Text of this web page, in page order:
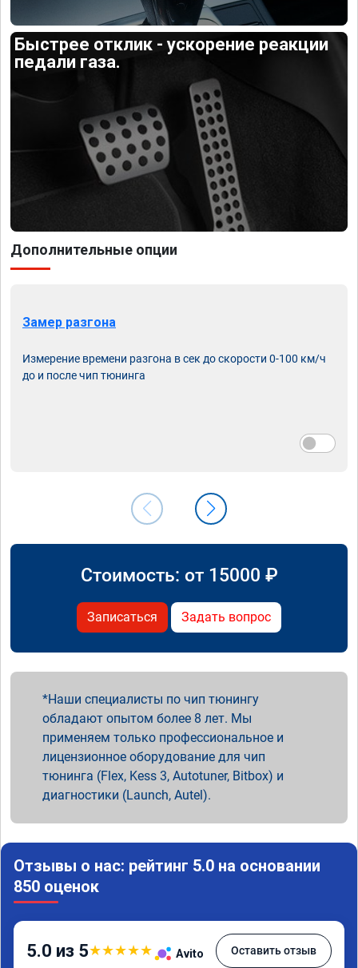
Быстрее отклик - ускорение реакции
педали газа.
Дополнительные опции
Замер разгона
Измерение времени разгона в сек до скорости 0-100 км/ч
до и после чип тюнинга
Стоимость: от 15000 ₽
Записаться Задать вопрос
Наши специалисты по чип тюнингу
обладают опытом более 8 лет. Мы
применяем только профессиональное и
лицензионное оборудование для чип
тюнинга (Flex, Kess 3, Autotuner, Bitbox) и
диагностики (Launch, Autel).
Отзывы о нас: рейтинг 5.0 на основании
850 оценок
5.0 из 5★★★★★ Avito Оставить отзыв